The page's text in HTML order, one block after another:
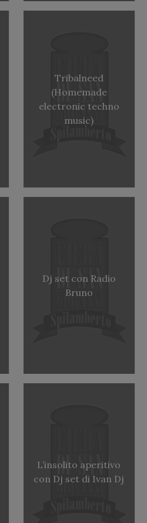
Tribalneed
(Homemade
electronic techno
music)
Dj set con Radio
Bruno
L’insolito aperitivo
con Dj set di Ivan Dj